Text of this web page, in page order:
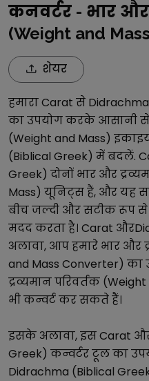
कनवर्टर - भार और
(Weight and
शेयर
हमाराCarat से
का उपयोग करके आसानी से
(Weight and Mass)
(Biblical Greek) में बदलें.
Greek) दोनों भार और
Mass) यूनिट्स हैं, और यह
बीच जल्दी और सटीक रूप से
मदद करता है। Carat और
अलावा, आप हमारे भार और
and Mass Converter) का
द्रव्यमान परिवर्तक
भी कन्वर्ट कर सकते हैं।
इसके अलावा, इसCarat
Greek) कन्वर्टर टूल का
Didrachma (Biblical